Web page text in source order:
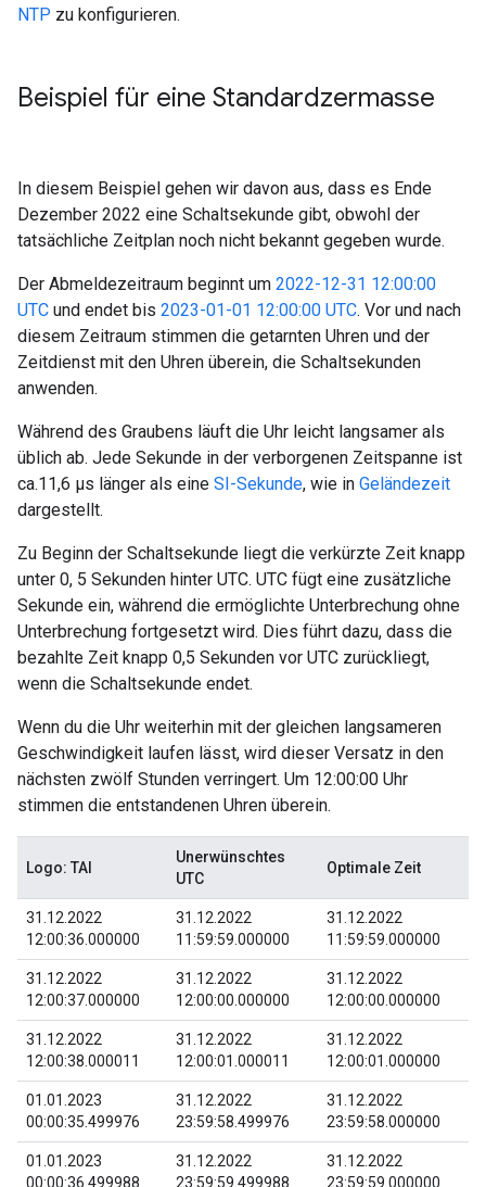
NTP zu konfigurieren.
Beispiel für eine Standardzermasse
In diesem Beispiel gehen wir davon aus, dass es Ende
Dezember 2022 eine Schaltsekunde gibt, obwohl der
tatsächliche Zeitplan noch nicht bekannt gegeben wurde.
Der Abmeldezeitraum beginnt um 2022-12-31 12:00:00
UTC und endet bis 2023-01-01 12:00:00 UTC. Vor und nach
diesem Zeitraum stimmen die getarnten Uhren und der
Zeitdienst mit den Uhren überein, die Schaltsekunden
anwenden.
Während des Graubens läuft die Uhr leicht langsamer als
üblich ab. Jede Sekunde in der verborgenen Zeitspanne ist
ca.11,6 μs länger als eine SI-Sekunde, wie in Geländezeit
dargestellt.
Zu Beginn der Schaltsekunde liegt die verkürzte Zeit knapp
unter 0, 5 Sekunden hinter UTC. UTC fügt eine zusätzliche
Sekunde ein, während die ermöglichte Unterbrechung ohne
Unterbrechung fortgesetzt wird. Dies führt dazu, dass die
bezahlte Zeit knapp 0,5 Sekunden vor UTC zurückliegt,
wenn die Schaltsekunde endet.
Wenn du die Uhr weiterhin mit der gleichen langsameren
Geschwindigkeit laufen lässt, wird dieser Versatz in den
nächsten zwölf Stunden verringert. Um 12:00:00 Uhr
stimmen die entstandenen Uhren überein.
Logo: TAI
Unerwünschtes
UTC
Optimale Zeit
31.12.2022
12:00:36.000000
31.12.2022
11:59:59.000000
31.12.2022
11:59:59.000000
31.12.2022
12:00:37.000000
31.12.2022
12:00:00.000000
31.12.2022
12:00:00.000000
31.12.2022
12:00:38.000011
31.12.2022
12:00:01.000011
31.12.2022
12:00:01.000000
01.01.2023
00:00:35.499976
31.12.2022
23:59:58.499976
31.12.2022
23:59:58.000000
01.01.2023
00:00:36.499988
31.12.2022
23:59:59.499988
31.12.2022
23:59:59.000000